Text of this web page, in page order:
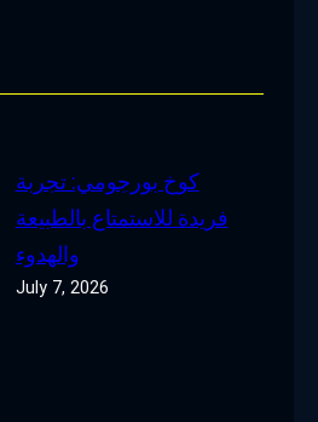
كوخ بورجومي: تجربة
فريدة للاستمتاع بالطبيعة
والهدوء
July 7, 2026